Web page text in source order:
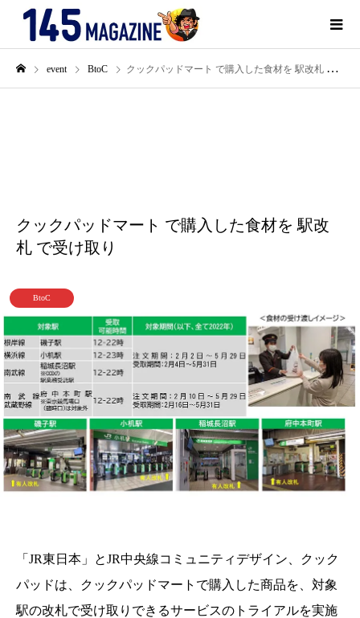
event BtoC クックパッドマート で購入した食材を 駅改札 で受け取り
クックパッドマート で購入した食材を 駅改
札 で受け取り
BtoC
「JR東日本」とJR中央線コミュニティデザイン、クック
パッドは、クックパッドマートで購入した商品を、対象
駅の改札で受け取りできるサービスのトライアルを実施